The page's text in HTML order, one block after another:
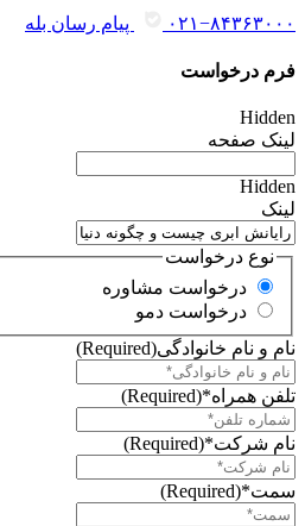
۰۲۱−۸۴۳۶۳۰۰۰ پیام رسان بله
فرم درخواست
Hidden
لینک صفحه
Hidden
لینک
نوع درخواست
درخواست مشاوره
درخواست دمو
نام و نام خانوادگی(Required)
تلفن همراه*(Required)
نام شرکت*(Required)
سمت*(Required)